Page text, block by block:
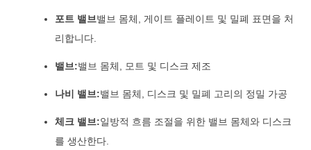
포트 밸브밸브 몸체, 게이트 플레이트 및 밀폐 표면을 처
리합니다.
밸브:밸브 몸체, 모트 및 디스크 제조
나비 밸브:밸브 몸체, 디스크 및 밀폐 고리의 정밀 가공
체크 밸브:일방적 흐름 조절을 위한 밸브 몸체와 디스크
를 생산한다.